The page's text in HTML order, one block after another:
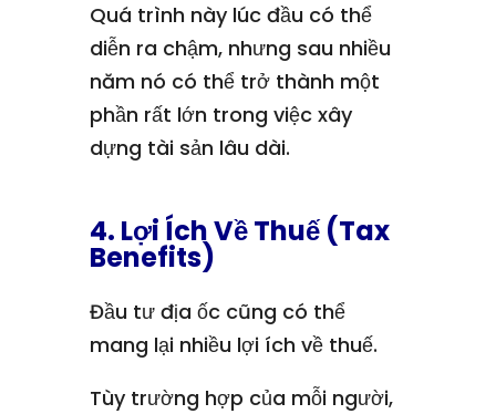
Quá trình này lúc đầu có thể
diễn ra chậm, nhưng sau nhiều
năm nó có thể trở thành một
phần rất lớn trong việc xây
dựng tài sản lâu dài.
4. Lợi Ích Về Thuế (Tax
Benefits)
Đầu tư địa ốc cũng có thể
mang lại nhiều lợi ích về thuế.
Tùy trường hợp của mỗi người,